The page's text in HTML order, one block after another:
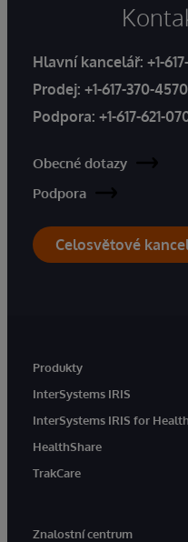
Hlavní kancelář: +1-
Prodej: +1-617-370-4570
Podpora: +1-617-621-
Obecné dotazy
Podpora
Celosvětové
Produkty
InterSystems IRIS
InterSystems IRIS for Health
HealthShare
TrakCare
Znalostní centrum